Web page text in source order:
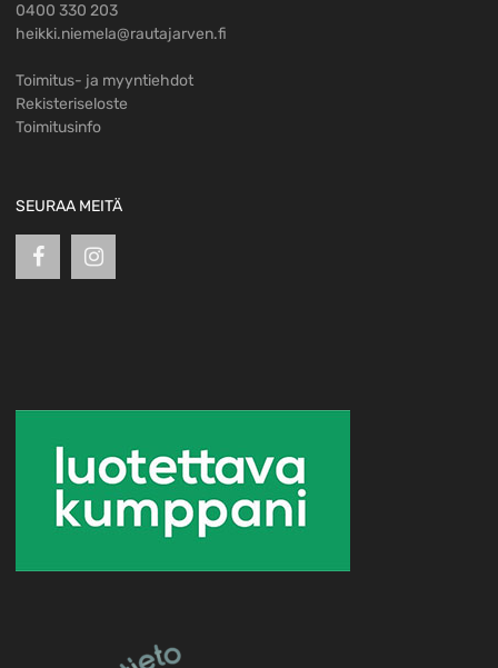
0400 330 203
heikki.niemela@rautajarven.fi
Toimitus- ja myyntiehdot
Rekisteriseloste
Toimitusinfo
SEURAA MEITÄ